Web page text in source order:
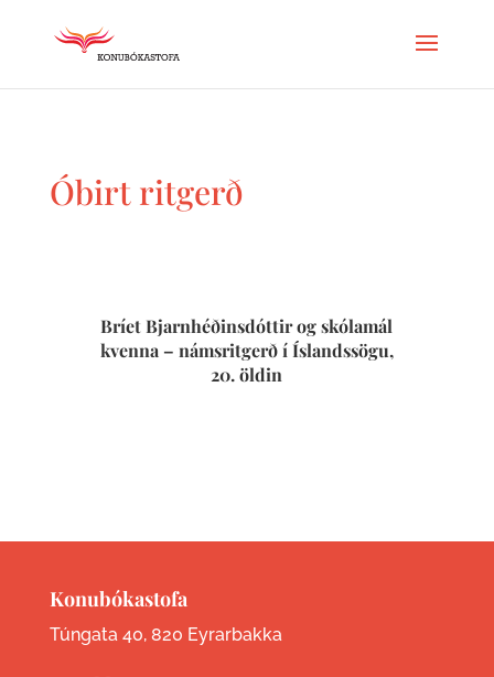
Óbirt ritgerð
Bríet Bjarnhéðinsdóttir og skólamál
kvenna – námsritgerð í Íslandssögu,
20. öldin
Konubókastofa
Túngata 40, 820 Eyrarbakka